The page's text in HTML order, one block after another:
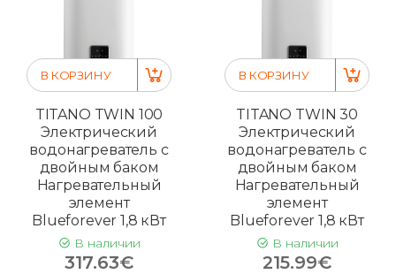
В КОРЗИНУ
TITANO TWIN 100
Электрический
водонагреватель с
двойным баком
Нагревательный
элемент
Blueforever 1,8 кВт
В наличии
317.63€
В КОРЗИНУ
TITANO TWIN 30
Электрический
водонагреватель с
двойным баком
Нагревательный
элемент
Blueforever 1,8 кВт
В наличии
215.99€